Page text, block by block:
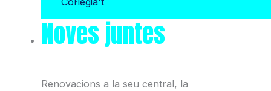
Noves juntes
Renovacions a la seu central, la